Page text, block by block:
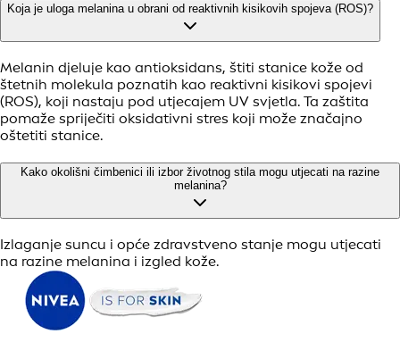
Koja je uloga melanina u obrani od reaktivnih kisikovih spojeva (ROS)?
Melanin djeluje kao antioksidans, štiti stanice kože od
štetnih molekula poznatih kao reaktivni kisikovi spojevi
(ROS), koji nastaju pod utjecajem UV svjetla. Ta zaštita
pomaže spriječiti oksidativni stres koji može značajno
oštetiti stanice.
Kako okolišni čimbenici ili izbor životnog stila mogu utjecati na razine
melanina?
Izlaganje suncu i opće zdravstveno stanje mogu utjecati
na razine melanina i izgled kože.